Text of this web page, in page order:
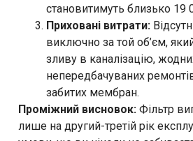
становитимуть близько 19
Приховані витрати:
виключно за той об’єм,
зливу в каналізацію,
непередбачуваних
забитих мембран.
Проміжний висновок: Фільтр
лише на другий-третій рік